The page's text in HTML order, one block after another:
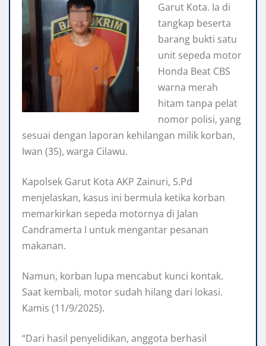
Garut Kota. Ia di
tangkap beserta
barang bukti satu
unit sepeda motor
Honda Beat CBS
warna merah
hitam tanpa pelat
nomor polisi, yang
sesuai dengan laporan kehilangan milik korban,
Iwan (35), warga Cilawu.
Kapolsek Garut Kota AKP Zainuri, S.Pd
menjelaskan, kasus ini bermula ketika korban
memarkirkan sepeda motornya di Jalan
Candramerta I untuk mengantar pesanan
makanan.
Namun, korban lupa mencabut kunci kontak.
Saat kembali, motor sudah hilang dari lokasi.
Kamis (11/9/2025).
“Dari hasil penyelidikan, anggota berhasil